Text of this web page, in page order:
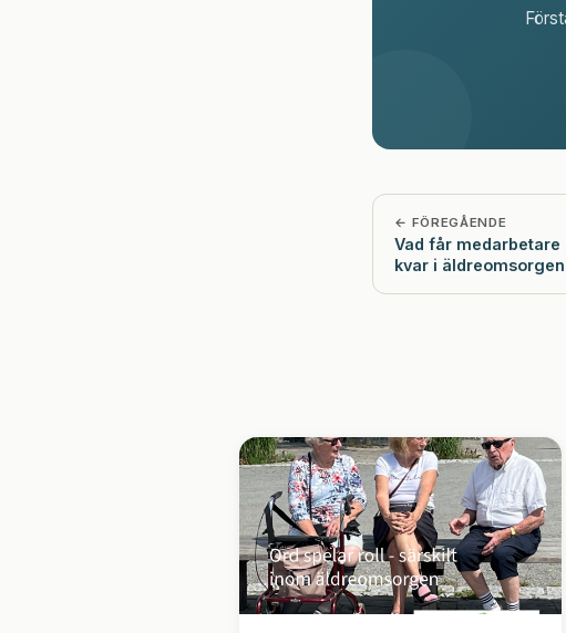
← FÖREGÅENDE
Vad får medarbetare
kvar i